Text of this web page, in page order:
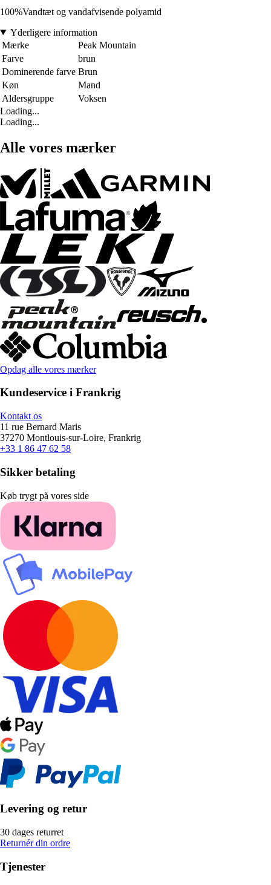
100%Vandtæt og vandafvisende polyamid
Yderligere information
Mærke
Peak Mountain
Farve
brun
Dominerende farve Brun
Køn
Mand
Aldersgruppe
Voksen
Loading...
Loading...
Alle vores mærker
Opdag alle vores mærker
Kundeservice i Frankrig
Kontakt os
11 rue Bernard Maris
37270 Montlouis-sur-Loire, Frankrig
+33 1 86 47 62 58
Sikker betaling
Køb trygt på vores side
Levering og retur
30 dages returret
Returnér din ordre
Tjenester